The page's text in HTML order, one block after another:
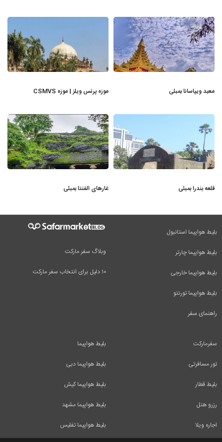
معبد ویپاسانا بمبئی موزه پرنس ویلز | موزه CSMVS
قلعه بندرا بمبئی غارهای الفنتا بمبئی
وبلاگ سفر مارکت
۱۰ دلیل برای انتخاب سفر مارکت
بلیط هواپیما استانبول
بلیط هواپیما چارتر
بلیط هواپیما خارجی
بلیط هواپیما تورنتو
راهنمای سفر
بلیط هواپیما
بلیط هواپیما دبی
بلیط هواپیما کیش
بلیط هواپیما مشهد
بلیط هواپیما تفلیس
سفرمارکت
تور مسافرتی
بلیط قطار
رزرو هتل
اجاره ویلا